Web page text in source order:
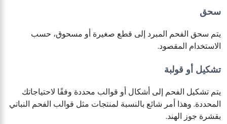
سحق
يتم سحق الفحم المبرد إلى قطع صغيرة أو مسحوق، حسب
الاستخدام المقصود.
تشكيل أو قولبة
يتم تشكيل الفحم إلى أشكال أو قوالب محددة وفقًا لاحتياجاتك
المحددة. وهذا أمر شائع بالنسبة لمنتجات مثل قوالب الفحم النباتي
بقشرة جوز الهند.